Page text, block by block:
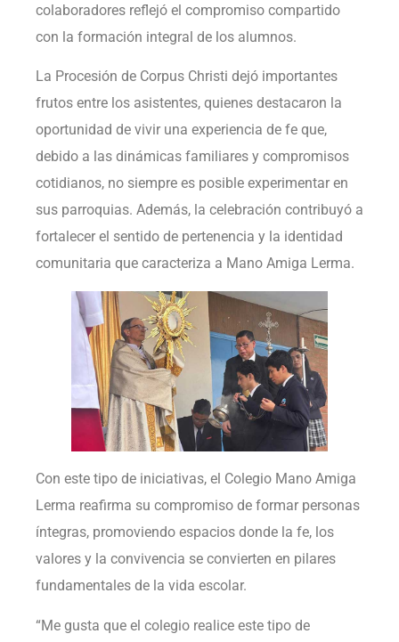
colaboradores reflejó el compromiso compartido
con la formación integral de los alumnos.
La Procesión de Corpus Christi dejó importantes
frutos entre los asistentes, quienes destacaron la
oportunidad de vivir una experiencia de fe que,
debido a las dinámicas familiares y compromisos
cotidianos, no siempre es posible experimentar en
sus parroquias. Además, la celebración contribuyó a
fortalecer el sentido de pertenencia y la identidad
comunitaria que caracteriza a Mano Amiga Lerma.
Con este tipo de iniciativas, el Colegio Mano Amiga
Lerma reafirma su compromiso de formar personas
íntegras, promoviendo espacios donde la fe, los
valores y la convivencia se convierten en pilares
fundamentales de la vida escolar.
“Me gusta que el colegio realice este tipo de